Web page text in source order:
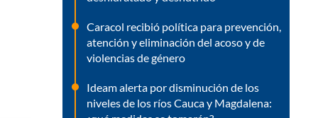
Caracol recibió política para prevención,
atención y eliminación del acoso y de
violencias de género
Ideam alerta por disminución de los
niveles de los ríos Cauca y Magdalena: